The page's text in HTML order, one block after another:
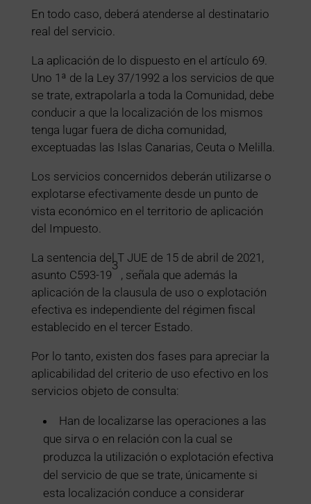
En todo caso, deberá atenderse al destinatario
real del servicio.
La aplicación de lo dispuesto en el artículo 69.
Uno 1ª de la Ley 37/1992 a los servicios de que
se trate, extrapolarla a toda la Comunidad, debe
conducir a que la localización de los mismos
tenga lugar fuera de dicha comunidad,
exceptuadas las Islas Canarias, Ceuta o Melilla.
Los servicios concernidos deberán utilizarse o
explotarse efectivamente desde un punto de
vista económico en el territorio de aplicación
del Impuesto.
La sentencia del T JUE de 15 de abril de 2021,
asunto C593-19
3
, señala que además la
aplicación de la clausula de uso o explotación
efectiva es independiente del régimen fiscal
establecido en el tercer Estado.
Por lo tanto, existen dos fases para apreciar la
aplicabilidad del criterio de uso efectivo en los
servicios objeto de consulta:
Han de localizarse las operaciones a las
que sirva o en relación con la cual se
produzca la utilización o explotación efectiva
del servicio de que se trate, únicamente si
esta localización conduce a considerar